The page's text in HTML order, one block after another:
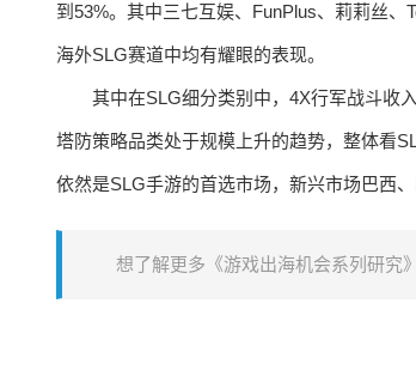
到53%。其中三七互娱、FunPlus、莉莉丝
海外SLG赛道中均有耀眼的表现。
其中在SLG细分类别中，4X行军战斗收
塔防策略品类处于规模上升的趋势，整体看
依然是SLG手游的首选市场，新兴市场巴西
想了解更多《游戏出海机会系列研究